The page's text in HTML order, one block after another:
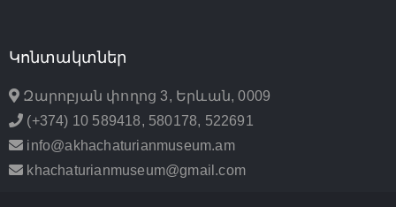
Կոնտակտներ
Զարոբյան փողոց 3, Երևան, 0009
(+374) 10 589418, 580178, 522691
info@akhachaturianmuseum.am
khachaturianmuseum@gmail.com